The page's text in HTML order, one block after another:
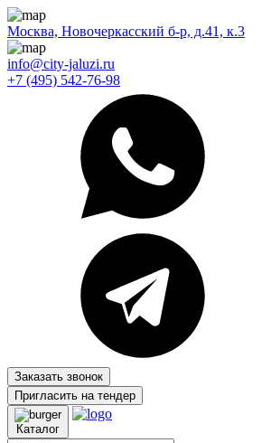
Москва, Новочеркасский б-р, д.41, к.3
info@city-jaluzi.ru
+7 (495) 542-76-98
Заказать звонок
Пригласить на тендер
Каталог